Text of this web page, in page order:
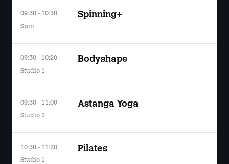
09:30 - 10:30
Spin
Spinning+
09:30 - 10:20
Studio 1
Bodyshape
09:30 - 11:00
Studio 2
Astanga Yoga
10:30 - 11:20
Studio 1
Pilates